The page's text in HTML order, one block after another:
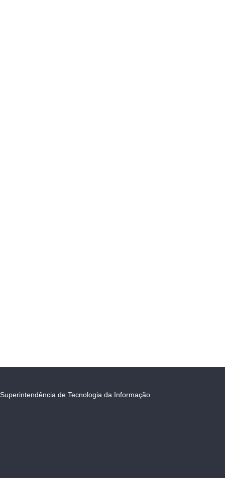
Superintendência de Tecnologia da Informação